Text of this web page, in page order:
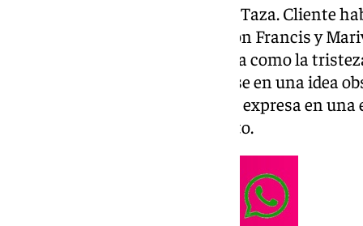
Entre ellos estaba Rafael López Taza. Cliente
guardaba un vínculo especial con Francis y
durante décadas. Lo que iniciaba como la
persiana terminó convirtiéndose en una idea
Diamante› desapareciera. Así lo expresa en
nuevo dueño del establecimiento.